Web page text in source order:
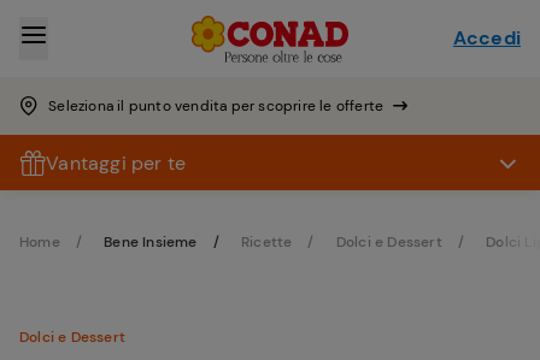
Seleziona il punto vendita per scoprire le offerte
Accedi
Vantaggi per te
Home Bene Insieme Ricette Dolci e Dessert Dolci
Dolci e Dessert